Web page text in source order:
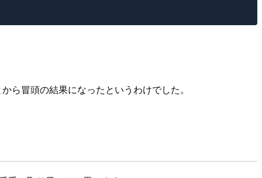
ら冒頭の結果になったというわけでした。